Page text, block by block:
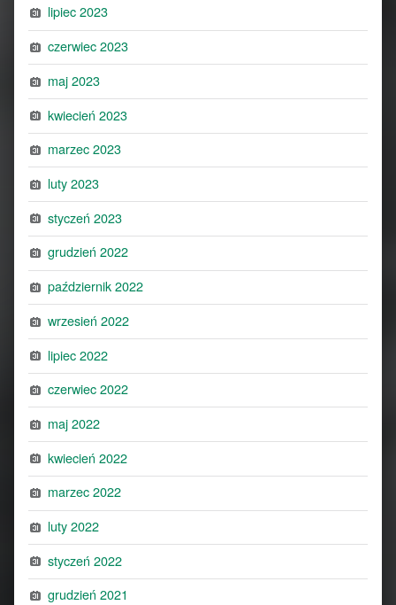
lipiec 2023
czerwiec 2023
maj 2023
kwiecień 2023
marzec 2023
luty 2023
styczeń 2023
grudzień 2022
październik 2022
wrzesień 2022
lipiec 2022
czerwiec 2022
maj 2022
kwiecień 2022
marzec 2022
luty 2022
styczeń 2022
grudzień 2021